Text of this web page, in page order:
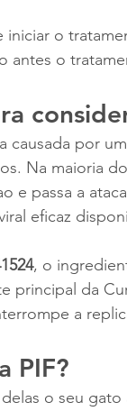
o
antes o
causada por
Na maioria
e passa a
eficaz
, o
da
a
PIF?
o seu gato